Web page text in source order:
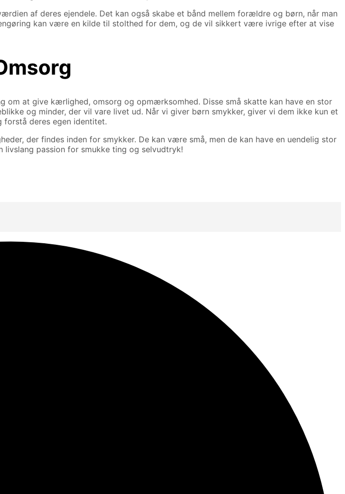
af deres ejendele. Det kan også skabe et bånd mellem forældre og børn, når man
kan være en kilde til stolthed for dem, og de vil sikkert være ivrige efter at vise
at give kærlighed, omsorg og opmærksomhed. Disse små skatte kan have en stor
og minder, der vil vare livet ud. Når vi giver børn smykker, giver vi dem ikke kun et
deres egen identitet.
der findes inden for smykker. De kan være små, men de kan have en uendelig stor
passion for smukke ting og selvudtryk!